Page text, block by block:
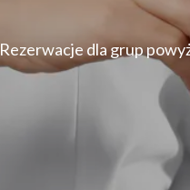
Rezerwacje dla grup